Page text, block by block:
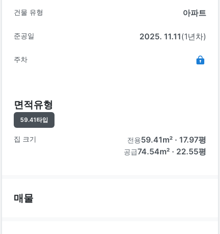
건물 유형 아파트
준공일 2025. 11.11(1년차)
주차
면적유형
59.41타입
집 크기 전용59.41m² · 17.97평
공급74.54m² · 22.55평
매물